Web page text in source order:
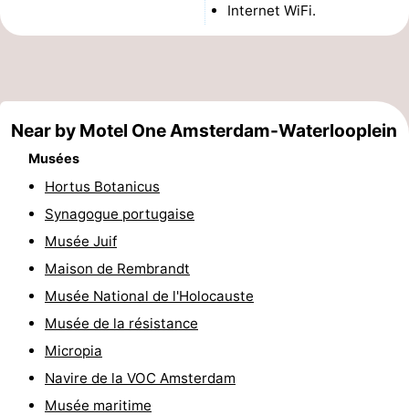
Musées
-
Points
Attractions
Croisières
Experiences
Villages
villes
Visites
guidées
Sports
Internet WiFi.
Near by Motel One Amsterdam-Waterlooplein
Musées
Hortus Botanicus
Synagogue portugaise
Musée Juif
Maison de Rembrandt
Musée National de l'Holocauste
Musée de la résistance
Micropia
Navire de la VOC Amsterdam
Musée maritime